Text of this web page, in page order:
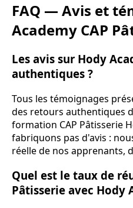
FAQ — Avis et
Academy CAP
Les avis sur Hody
authentiques ?
Tous les témoignages
des retours authentiques
formation CAP Pâtisserie
fabriquons pas d'avis :
réelle de nos apprenants,
Quel est le taux de
Pâtisserie avec Hody